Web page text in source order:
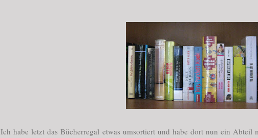
Ich habe letzt das Bücherregal etwas umsortiert und habe dort nun ein